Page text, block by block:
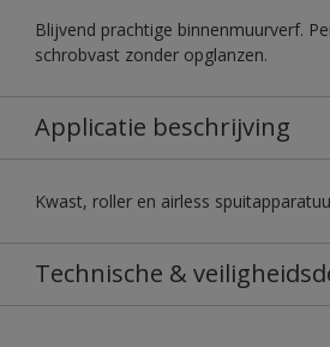
Blijvend prachtige binnenmuurverf.
schrobvast zonder opglanzen.
Applicatie beschrijving
Kwast, roller en airless
Technische &